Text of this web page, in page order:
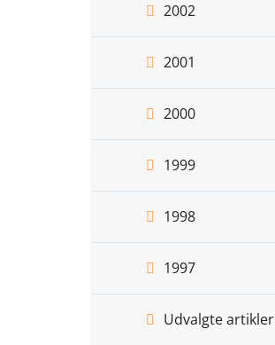
2002
2001
2000
1999
1998
1997
Udvalgte artikler